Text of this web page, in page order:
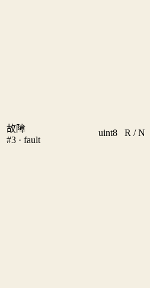
故障
#3 · fault
uint8 R / N